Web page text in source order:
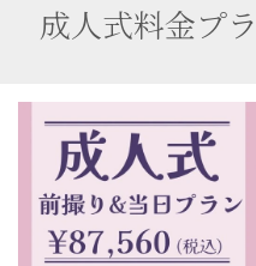
成人式料金プ